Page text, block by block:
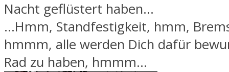
Nacht geflüstert haben…
…Hmm, Standfestigkeit, hmm,
hmmm, alle werden Dich dafür
Rad zu haben, hmmm…